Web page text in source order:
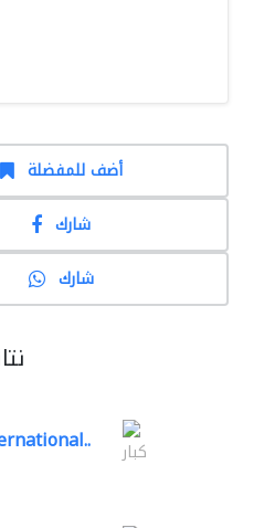
أضف للمفضلة
شارك
شارك
كبار